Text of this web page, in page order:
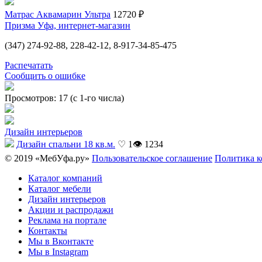
Матрас Аквамарин Ультра 12720 ₽
Призма Уфа, интернет-магазин
(347) 274-92-88, 228-42-12, 8-917-34-85-475
Распечатать
Сообщить о ошибке
Просмотров: 17 (с 1-го числа)
Дизайн интерьеров
Дизайн спальни 18 кв.м. ♡ 1 👁 1234
© 2019 «МебУфа.ру» Пользовательское соглашение Политика
Каталог компаний
Каталог мебели
Дизайн интерьеров
Акции и распродажи
Реклама на портале
Контакты
Мы в Вконтакте
Мы в Instagram